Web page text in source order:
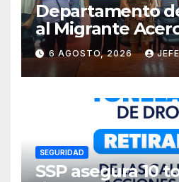
Departamento
al Migrante
de Pasaportes
Residentes de
Cárdenas
6 AGOSTO, 2026
SEGURIDAD
SSP asegura 10